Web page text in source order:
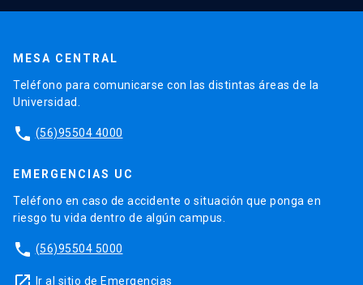
MESA CENTRAL
Teléfono para comunicarse con las distintas áreas de la
Universidad.
phone (56)95504 4000
EMERGENCIAS UC
Teléfono en caso de accidente o situación que ponga en
riesgo tu vida dentro de algún campus.
phone (56)95504 5000
Ir al sitio de Emergencias